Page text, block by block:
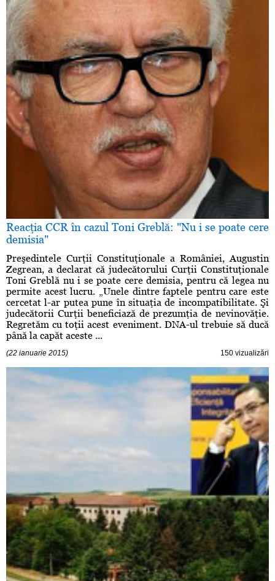
Reacţia CCR în cazul Toni Greblă: "Nu i se poate cere
demisia"
Preşedintele Curţii Constituţionale a României, Augustin
Zegrean, a declarat că judecătorului Curţii Constituţionale
Toni Greblă nu i se poate cere demisia, pentru că legea nu
permite acest lucru. „Unele dintre faptele pentru care este
cercetat l-ar putea pune în situaţia de incompatibilitate. Şi
judecătorii Curţii beneficiază de prezumţia de nevinovăţie.
Regretăm cu toţii acest eveniment. DNA-ul trebuie să ducă
până la capăt aceste ...
(22 ianuarie 2015) 150 vizualizări